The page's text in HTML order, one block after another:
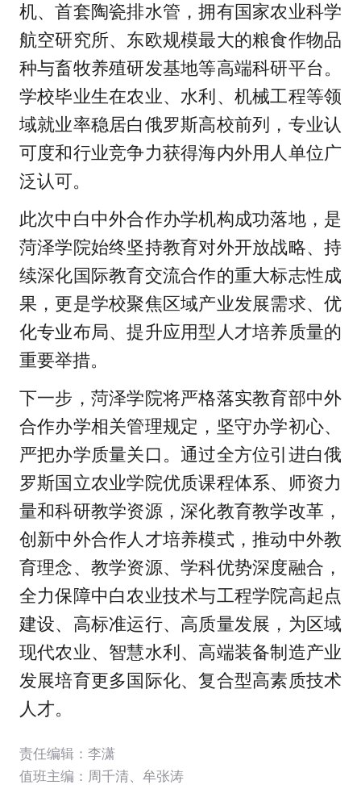
机、首套陶瓷排水管，拥有国家农业科学
航空研究所、东欧规模最大的粮食作物品
种与畜牧养殖研发基地等高端科研平台。
学校毕业生在农业、水利、机械工程等领
域就业率稳居白俄罗斯高校前列，专业认
可度和行业竞争力获得海内外用人单位广
泛认可。
此次中白中外合作办学机构成功落地，是
菏泽学院始终坚持教育对外开放战略、持
续深化国际教育交流合作的重大标志性成
果，更是学校聚焦区域产业发展需求、优
化专业布局、提升应用型人才培养质量的
重要举措。
下一步，菏泽学院将严格落实教育部中外
合作办学相关管理规定，坚守办学初心、
严把办学质量关口。通过全方位引进白俄
罗斯国立农业学院优质课程体系、师资力
量和科研教学资源，深化教育教学改革，
创新中外合作人才培养模式，推动中外教
育理念、教学资源、学科优势深度融合，
全力保障中白农业技术与工程学院高起点
建设、高标准运行、高质量发展，为区域
现代农业、智慧水利、高端装备制造产业
发展培育更多国际化、复合型高素质技术
人才。
责任编辑：李潇
值班主编： 周千清、 牟张涛